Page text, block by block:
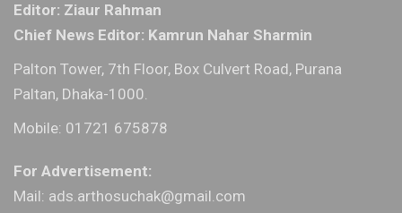
Editor: Ziaur Rahman
Chief News Editor: Kamrun Nahar Sharmin
Palton Tower, 7th Floor, Box Culvert Road, Purana
Paltan, Dhaka-1000.
Mobile: 01721 675878
For Advertisement:
Mail: ads.arthosuchak@gmail.com